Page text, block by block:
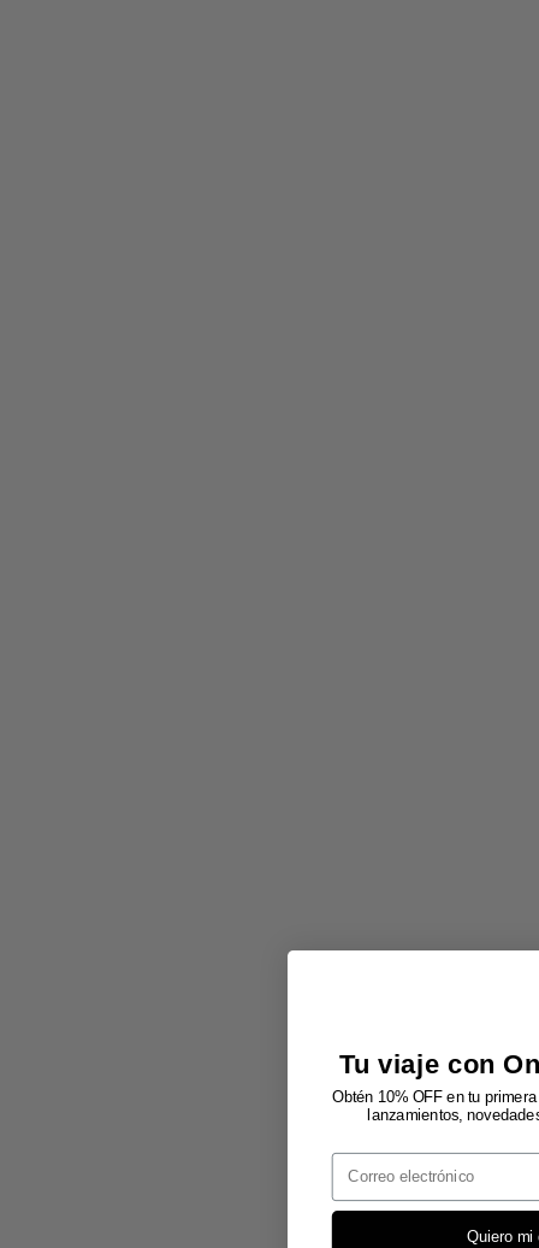
Tu viaje con
Obtén 10% OFF en tu
lanzamientos,
Email
Quiero mi